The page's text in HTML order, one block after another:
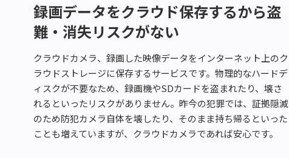
録画データをクラウド保存するから盗
難・消失リスクがない
クラウドカメラ、録画した映像データをインターネット上のク
ラウドストレージに保存するサービスです。物理的なハードデ
ィスクが不要なため、録画機やSDカードを盗まれたり、壊さ
れるといったリスクがありません。昨今の犯罪では、証拠隠滅
のため防犯カメラ自体を壊したり、そのまま持ち帰るといった
ことも増えていますが、クラウドカメラであれば安心です。